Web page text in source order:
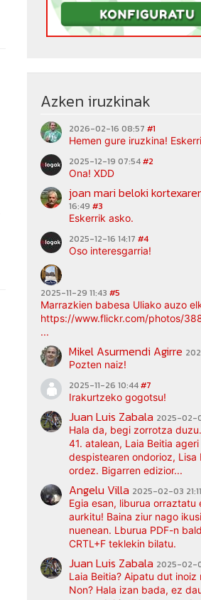
Azken iruzkinak
2026-02-16 08:57 #1
Hemen gure iruzkina!
2025-12-19 07:54#2
Ona! XDD
joan mari beloki
16:49 #3
Eskerrik asko.
2025-12-16 14:17 #4
Oso interesgarria!
2025-11-29 11:43 #5
Marrazkien babesa Uliako auzo
https://www.flickr.com/photos/
...
Mikel Asurmendi Agirre
Pozten naiz!
2025-11-26 10:44#7
Irakurtzeko gogotsu!
Juan Luis Zabala 2025-02-
Hala da, begi zorrotza
41. atalean, Laia Beitia
despistearen ondorioz, Lisa
ordez. Bigarren edizior...
Angelu Villa 2025-02-03 21:11
Egia esan, liburua orraztatu
aurkitu! Baina ziur nago
nuenean. Lburua PDF-n
CRTL+F teklekin bilatu.
Juan Luis Zabala 2025-02-
Laia Beitia? Aipatu dut inoiz
Non? Hala izan bada, ez